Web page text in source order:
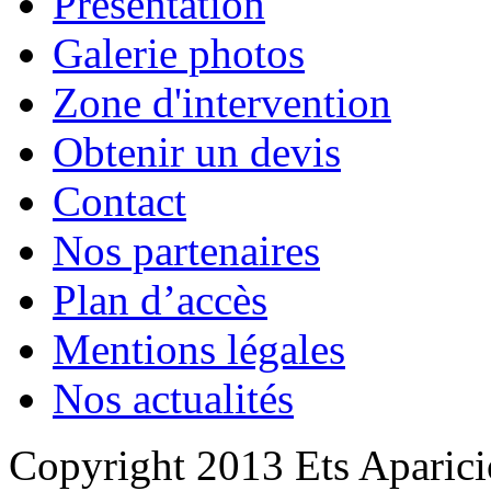
Galerie photos
Zone d'intervention
Obtenir un devis
Contact
Nos partenaires
Plan d’accès
Mentions légales
Nos actualités
Copyright 2013 Ets